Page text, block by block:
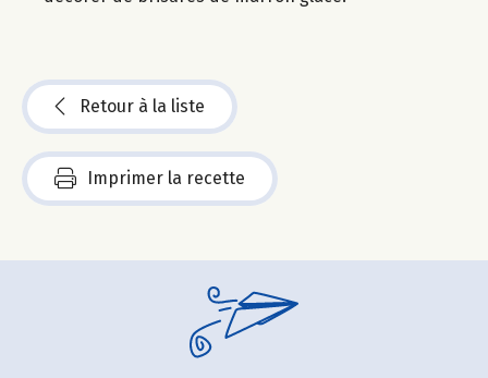
Retour à la liste
Imprimer la recette